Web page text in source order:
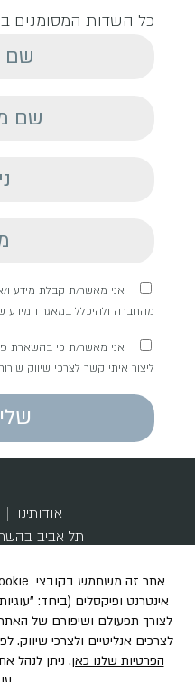
כל השדות המסומנים
אני מאשר/ת קבלת מידע ו/או
מהחברה ולהיכלל במאגר המידע
אני מאשר/ת כי בהשארת
ליצור איתי קשר לצרכי שיווק
אודותינו
תל אביב
הכל מתחיל בבניין ישן
דירות לדוגמא
יצירת קשר
הצהרת